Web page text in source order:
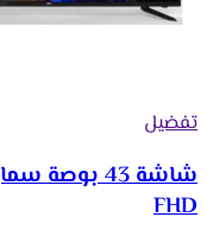
تفضيل
FHD